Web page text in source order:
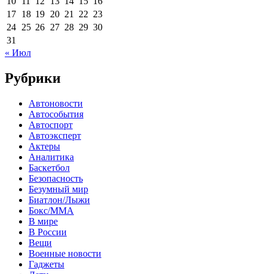
17 18 19 20 21 22 23
24 25 26 27 28 29 30
31
« Июл
Рубрики
Автоновости
Автособытия
Автоспорт
Автоэксперт
Актеры
Аналитика
Баскетбол
Безопасность
Безумный мир
Биатлон/Лыжи
Бокс/MMA
В мире
В России
Вещи
Военные новости
Гаджеты